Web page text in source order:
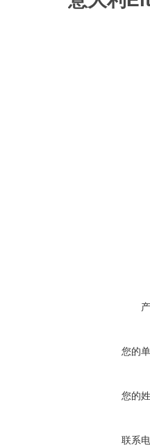
您的
您的
联系